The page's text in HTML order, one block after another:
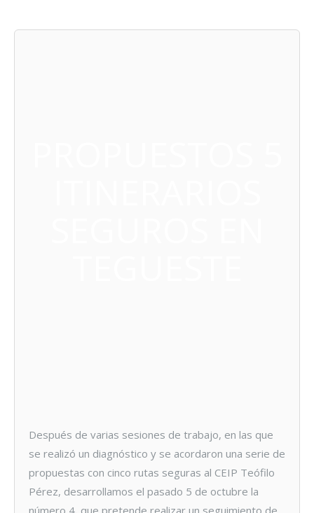
Después de varias sesiones de trabajo, en las que
se realizó un diagnóstico y se acordaron una serie de
propuestas con cinco rutas seguras al CEIP Teófilo
Pérez, desarrollamos el pasado 5 de octubre la
número 4, que pretende realizar un seguimiento de